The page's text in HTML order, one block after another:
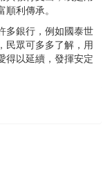
利傳承。
多銀行，例如國泰世
民眾可多多了解，用
得以延續，發揮安定